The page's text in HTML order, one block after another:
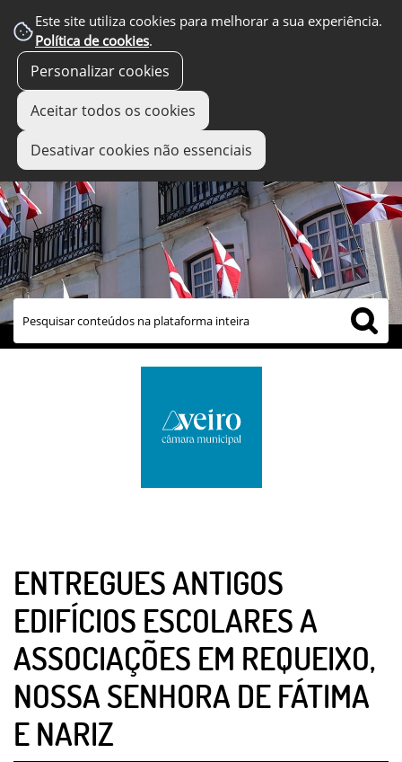
Este site utiliza cookies para melhorar a sua experiência.
Política de cookies.
Personalizar cookies
Aceitar todos os cookies
Desativar cookies não essenciais
links úteis
ENTREGUES ANTIGOS
EDIFÍCIOS ESCOLARES A
ASSOCIAÇÕES EM REQUEIXO,
NOSSA SENHORA DE FÁTIMA
E NARIZ